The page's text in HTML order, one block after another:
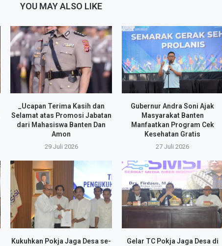
YOU MAY ALSO LIKE
_Ucapan Terima Kasih dan
Selamat atas Promosi Jabatan
dari Mahasiswa Banten Dan
Amon
29 Juli 2026
Gubernur Andra Soni Ajak
Masyarakat Banten
Manfaatkan Program Cek
Kesehatan Gratis
27 Juli 2026
Kukuhkan Pokja Jaga Desa se-
Gelar TC Pokja Jaga Desa di